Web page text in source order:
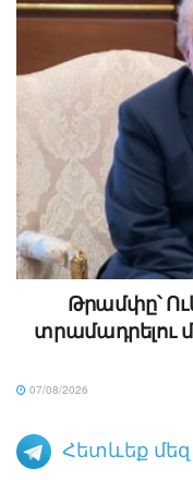
Թրամփը՝
տրամադրելու
07/08/2026
Հետևեք մեզ